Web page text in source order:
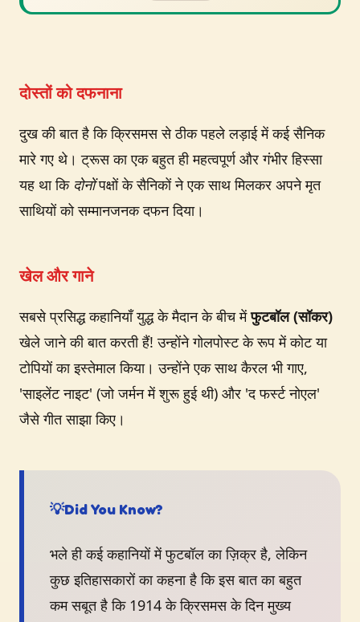
दोस्तों को दफनाना
दुख की बात है कि क्रिसमस से ठीक पहले लड़ाई में कई सैनिक
मारे गए थे। ट्रूस का एक बहुत ही महत्वपूर्ण और गंभीर हिस्सा
यह था कि दोनोंपक्षों के सैनिकों ने एक साथ मिलकर अपने मृत
साथियों को सम्मानजनक दफन दिया।
खेल और गाने
सबसे प्रसिद्ध कहानियाँ युद्ध के मैदान के बीच मेंफुटबॉल (सॉकर)
खेले जाने की बात करती हैं! उन्होंने गोलपोस्ट के रूप में कोट या
टोपियों का इस्तेमाल किया। उन्होंने एक साथ कैरल भी गाए,
'साइलेंट नाइट' (जो जर्मन में शुरू हुई थी) और 'द फर्स्ट नोएल'
जैसे गीत साझा किए।
💡Did You Know?
भले ही कई कहानियों में फुटबॉल का ज़िक्र है, लेकिन
कुछ इतिहासकारों का कहना है कि इस बात का बहुत
कम सबूत है कि 1914 के क्रिसमस के दिन मुख्य